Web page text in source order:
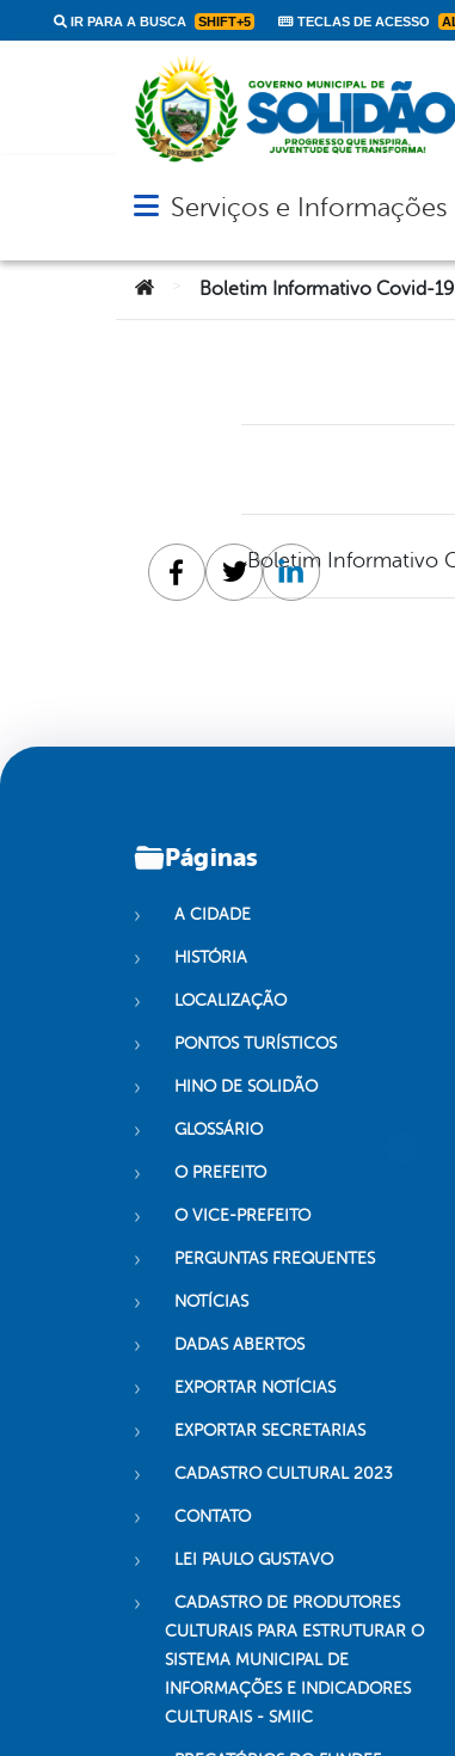
IR PARA A BUSCA SHIFT+5 TECLAS DE ACESSO
Abrir menu principal de navegação
Serviços e Informações
Você está aqui:Boletim Informativo Covid-19
Boletim Informativo
Facebook
TwitterLinkedin
Páginas
A CIDADE
HISTÓRIA
LOCALIZAÇÃO
PONTOS TURÍSTICOS
HINO DE SOLIDÃO
GLOSSÁRIO
O PREFEITO
O VICE-PREFEITO
PERGUNTAS FREQUENTES
NOTÍCIAS
DADAS ABERTOS
EXPORTAR NOTÍCIAS
EXPORTAR SECRETARIAS
CADASTRO CULTURAL 2023
CONTATO
LEI PAULO GUSTAVO
CADASTRO DE PRODUTORES
CULTURAIS PARA ESTRUTURAR O
SISTEMA MUNICIPAL DE
INFORMAÇÕES E INDICADORES
CULTURAIS - SMIIC